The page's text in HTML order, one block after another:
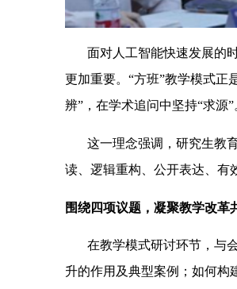
面对人工智能快速发展的
更加重要。“方班”教学模式正
辨”，在学术追问中坚持“求源”
这一理念强调，研究生教
读、逻辑重构、公开表达、有
围绕四项议题，凝聚教学改革
在教学模式研讨环节，与
升的作用及典型案例；如何构